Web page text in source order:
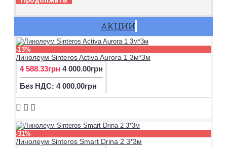
АКЦИИ
-13%
Линолеум Sinteros Activa Aurora 1 3м*3м
4 588.33грн 4 000.00грн
Без НДС: 4 000.00грн
-31%
Линолеум Sinteros Smart Drina 2 3*3м